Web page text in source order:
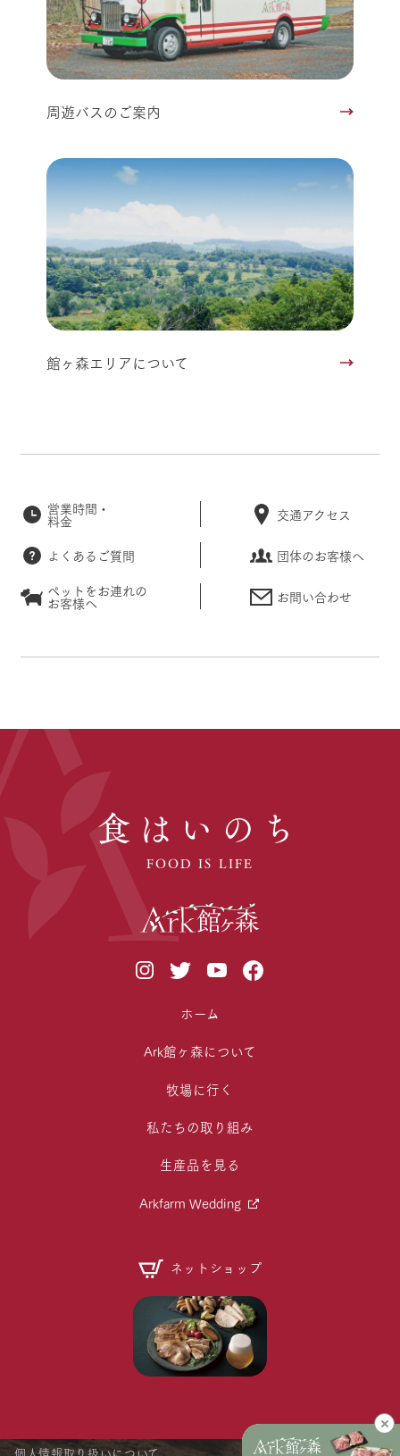
周遊バスのご案内
館ヶ森エリアについて
営業時間・
料金 交通アクセス
よくあるご質問
団体のお客様へ
ペットをお連れの
お客様へ お問い合わせ
食はいのち
FOOD IS LIFE
ホーム
Ark館ヶ森について
牧場に行く
私たちの取り組み
生産品を見る
Arkfarm Wedding
ネットショップ